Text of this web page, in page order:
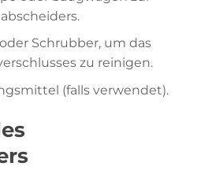
Schrubber, um das
zu reinigen.
(falls verwendet).